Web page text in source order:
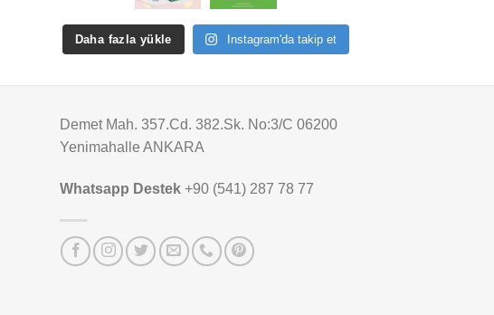
Daha fazla yükle Instagram'da takip et
Demet Mah. 357.Cd. 382.Sk. No:3/C 06200
Yenimahalle ANKARA
Whatsapp Destek +90 (541) 287 78 77